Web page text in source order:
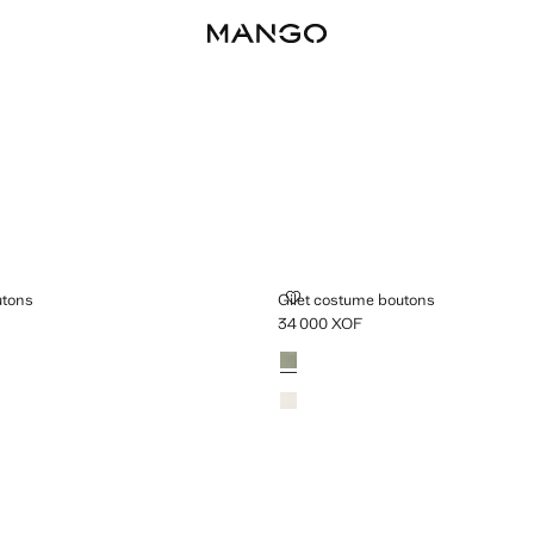
BOUTONS
]
Gilet costume boutons
GILET COSTUME BOUTONS
Prix actuel [34 000 XOF ]
34 000 XOF
Couleurs